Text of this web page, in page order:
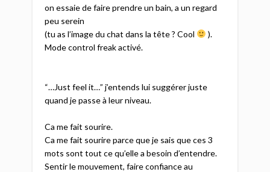
on essaie de faire prendre un bain, a un regard
peu serein
(tu as l’image du chat dans la tête ? Cool
).
Mode control freak activé.
“…Just feel it…” j’entends lui suggérer juste
quand je passe à leur niveau.
Ca me fait sourire.
Ca me fait sourire parce que je sais que ces 3
mots sont tout ce qu’elle a besoin d’entendre.
Sentir le mouvement, faire confiance au